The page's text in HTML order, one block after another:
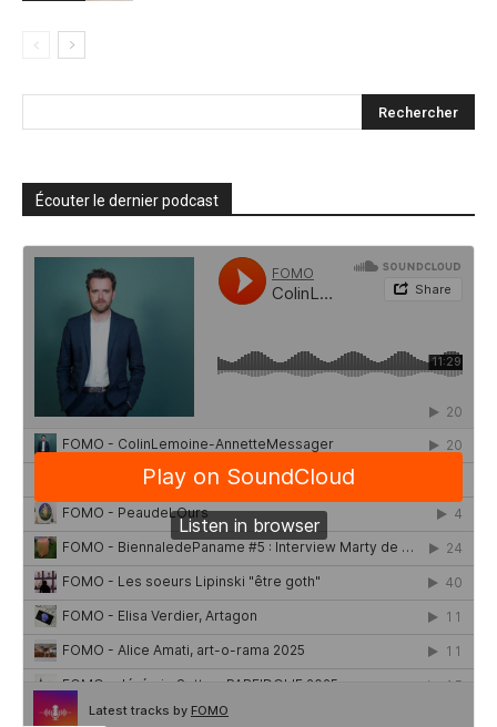
Écouter le dernier podcast